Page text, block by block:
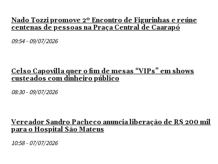
Nado Tozzi promove 2º Encontro de Figurinhas e reúne
centenas de pessoas na Praça Central de Caarapó
09:54 - 09/07/2026
Celso Capovilla quer o fim de mesas “VIPs” em shows
custeados com dinheiro público
08:30 - 09/07/2026
Vereador Sandro Pacheco anuncia liberação de R$ 200 mil
para o Hospital São Mateus
10:58 - 07/07/2026